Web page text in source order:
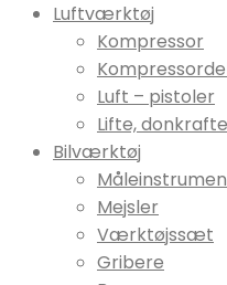
Luftværktøj
Kompressor
Luft – pistoler
Lifte, donkrafte
Bilværktøj
Mejsler
Værktøjssæt
Gribere